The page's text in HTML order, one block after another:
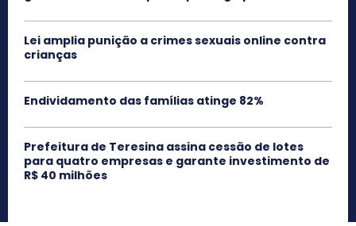
Lei amplia punição a crimes sexuais online contra
crianças
Endividamento das famílias atinge 82%
Prefeitura de Teresina assina cessão de lotes
para quatro empresas e garante investimento de
R$ 40 milhões